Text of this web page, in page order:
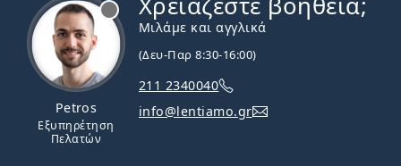
Petros
Εξυπηρέτηση
Πελατών
Μιλάμε και αγγλικά
(Δευ-Παρ 8:30-16:00)
211 2340040
info@lentiamo.gr